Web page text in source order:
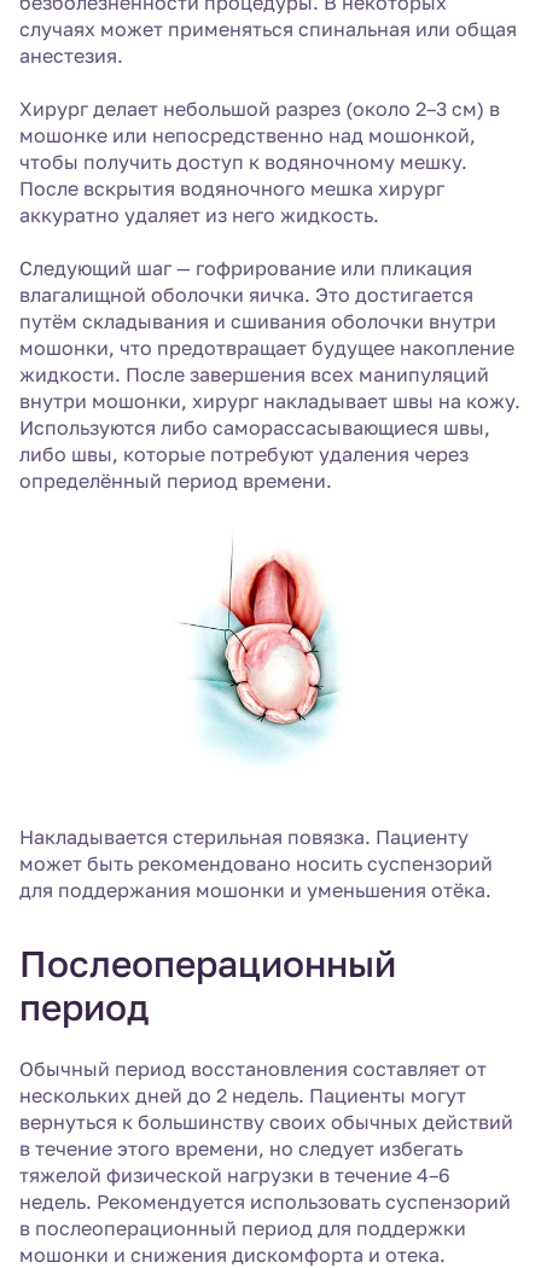
случаях может применяться спинальная или общая
анестезия.
Хирург делает небольшой разрез (около 2–3 см) в
мошонке или непосредственно над мошонкой,
чтобы получить доступ к водяночному мешку.
После вскрытия водяночного мешка хирург
аккуратно удаляет из него жидкость.
Следующий шаг — гофрирование или пликация
влагалищной оболочки яичка. Это достигается
путём складывания и сшивания оболочки внутри
мошонки, что предотвращает будущее накопление
жидкости. После завершения всех манипуляций
внутри мошонки, хирург накладывает швы на кожу.
Используются либо саморассасывающиеся швы,
либо швы, которые потребуют удаления через
определённый период времени.
Накладывается стерильная повязка. Пациенту
может быть рекомендовано носить суспензорий
для поддержания мошонки и уменьшения отёка.
Послеоперационный
период
Обычный период восстановления составляет от
нескольких дней до 2 недель. Пациенты могут
вернуться к большинству своих обычных действий
в течение этого времени, но следует избегать
тяжелой физической нагрузки в течение 4–6
недель. Рекомендуется использовать суспензорий
в послеоперационный период для поддержки
мошонки и снижения дискомфорта и отека.